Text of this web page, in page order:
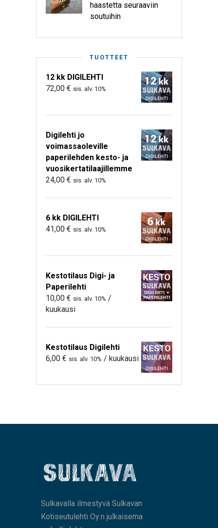
haastetta seuraaviin
soutuihin
TUOTTEET
12 kk DIGILEHTI
72,00 € sis. alv. 10%
Digilehti jo
voimassaoleville
paperilehden kesto- ja
vuosikertatilaajillemme
24,00 € sis. alv. 10%
6 kk DIGILEHTI
41,00 € sis. alv. 10%
Kestotilaus Digi- ja
Paperilehti
10,00 € sis. alv. 10% /
kuukausi
Kestotilaus Digilehti
6,00 € sis. alv. 10% / kuukausi
Sulkavalla ilmestyvä Sulkavan
Kotiseutulehti Oy:n julkaisema